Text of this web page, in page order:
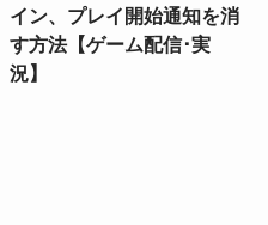
イン、プレイ開始通知を消
す方法【ゲーム配信･実
況】